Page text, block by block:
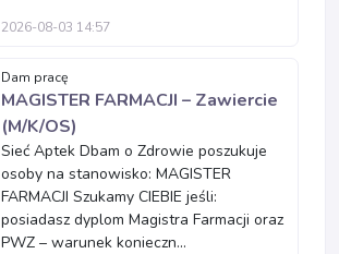
2026-08-03 14:57
Dam pracę
MAGISTER FARMACJI – Zawiercie
(M/K/OS)
Sieć Aptek Dbam o Zdrowie poszukuje
osoby na stanowisko: MAGISTER
FARMACJI Szukamy CIEBIE jeśli:
posiadasz dyplom Magistra Farmacji oraz
PWZ – warunek konieczn...